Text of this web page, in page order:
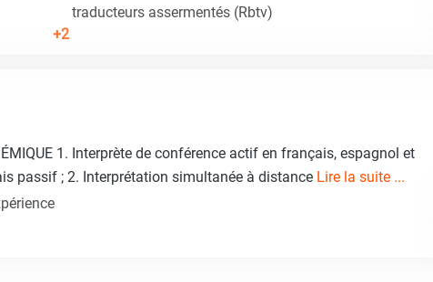
traducteurs assermentés (Rbtv)
+2
1. Interprète de conférence actif en français, espagnol et
passif ; 2. Interprétation simultanée à distance Lire la suite ...